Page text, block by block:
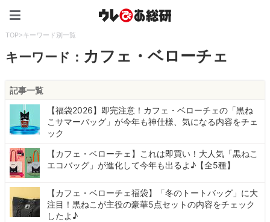
TOP>キーワード別一覧
キーワード： カフェ・ベローチェ
記事一覧
【福袋2026】即完注意！カフェ・ベローチェの「黒ね
こサマーバッグ」が今年も神仕様、気になる内容をチェ
ック
【カフェ・ベローチェ】これは即買い！大人気「黒ねこ
エコバッグ」が進化して今年も出るよ♪【全5種】
【カフェ・ベローチェ福袋】「冬のトートバッグ」に大
注目！黒ねこが主役の豪華5点セットの内容をチェック
したよ♪